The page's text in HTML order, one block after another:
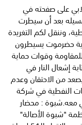
على صفحته في
بعد أن سيطرت
وننقل لكم التغريدة
حضرموت يسيطرون
وقوات حماية
إشعال النار في
من الاحتقان وعدم
النفطية في شركة
معه.شبوة : محضار
المنظمة "شبوة الأصالة"